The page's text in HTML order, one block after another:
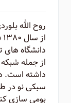
روح الله
دانشگاه های
از جمله
داشته است.
سبکی نو در